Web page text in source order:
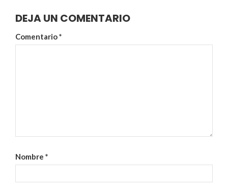
DEJA UN COMENTARIO
Comentario*
Nombre *